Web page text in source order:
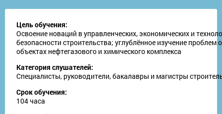
Цель обучения:
Освоение новаций в управленческих, экономических и
безопасности строительства; углублённое изучение
объектах нефтегазового и химического комплекса
Категория слушателей:
Специалисты, руководители, бакалавры и магистры
Срок обучения:
104 часа